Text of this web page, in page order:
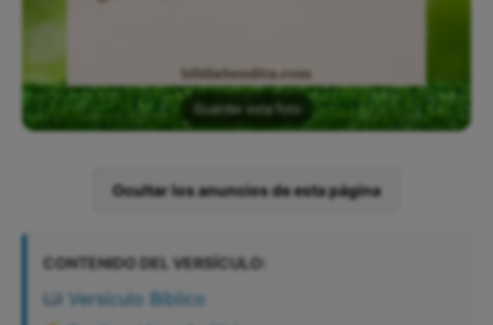
Guardar esta foto
Ocultar los anuncios de esta página
CONTENIDO DEL VERSÍCULO:
Versículo Bíblico